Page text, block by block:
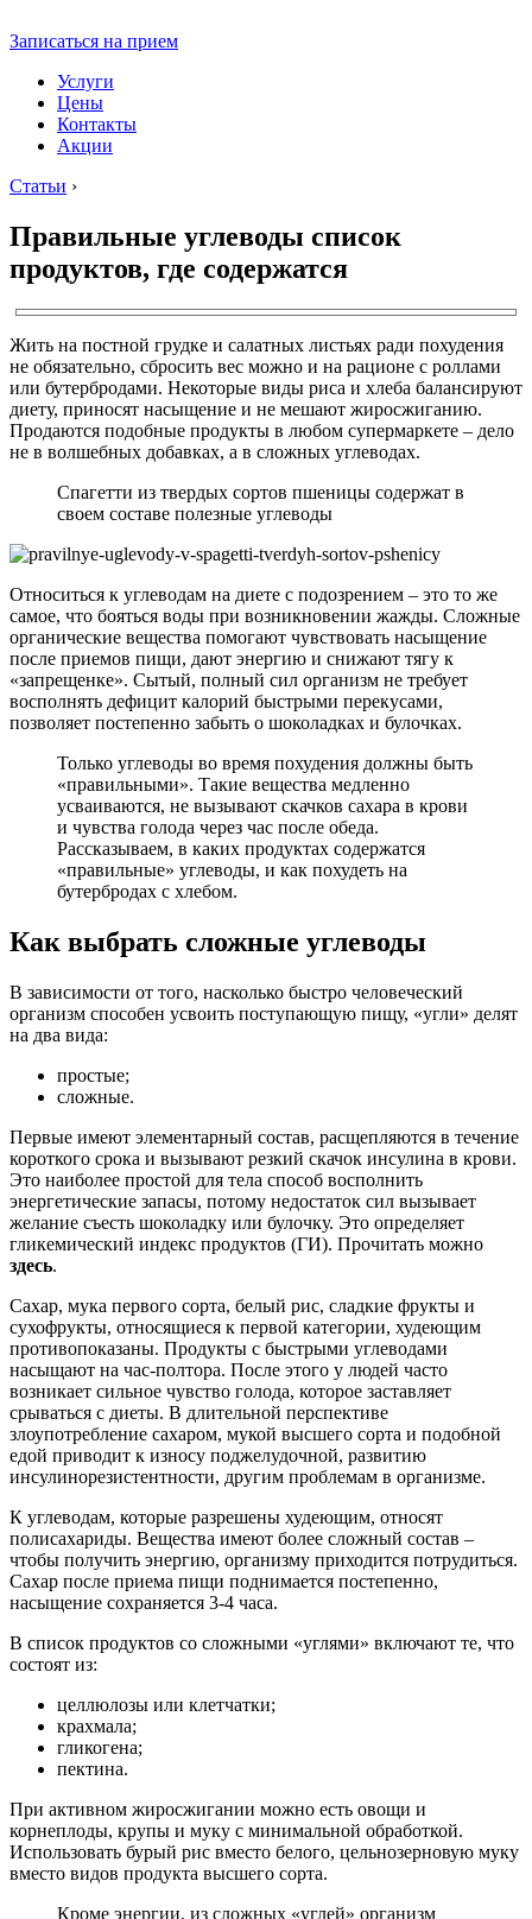
Записаться на прием
Услуги
Цены
Контакты
Акции
Статьи ›
Правильные углеводы список
продуктов, где содержатся
Жить на постной грудке и салатных листьях ради похудения
не обязательно, сбросить вес можно и на рационе с роллами
или бутербродами. Некоторые виды риса и хлеба балансируют
диету, приносят насыщение и не мешают жиросжиганию.
Продаются подобные продукты в любом супермаркете – дело
не в волшебных добавках, а в сложных углеводах.
Спагетти из твердых сортов пшеницы содержат в
своем составе полезные углеводы
Относиться к углеводам на диете с подозрением – это то же
самое, что бояться воды при возникновении жажды. Сложные
органические вещества помогают чувствовать насыщение
после приемов пищи, дают энергию и снижают тягу к
«запрещенке». Сытый, полный сил организм не требует
восполнять дефицит калорий быстрыми перекусами,
позволяет постепенно забыть о шоколадках и булочках.
Только углеводы во время похудения должны быть
«правильными». Такие вещества медленно
усваиваются, не вызывают скачков сахара в крови
и чувства голода через час после обеда.
Рассказываем, в каких продуктах содержатся
«правильные» углеводы, и как похудеть на
бутербродах с хлебом.
Как выбрать сложные углеводы
В зависимости от того, насколько быстро человеческий
организм способен усвоить поступающую пищу, «угли» делят
на два вида:
простые;
сложные.
Первые имеют элементарный состав, расщепляются в течение
короткого срока и вызывают резкий скачок инсулина в крови.
Это наиболее простой для тела способ восполнить
энергетические запасы, потому недостаток сил вызывает
желание съесть шоколадку или булочку. Это определяет
гликемический индекс продуктов (ГИ). Прочитать можно
здесь.
Сахар, мука первого сорта, белый рис, сладкие фрукты и
сухофрукты, относящиеся к первой категории, худеющим
противопоказаны. Продукты с быстрыми углеводами
насыщают на час-полтора. После этого у людей часто
возникает сильное чувство голода, которое заставляет
срываться с диеты. В длительной перспективе
злоупотребление сахаром, мукой высшего сорта и подобной
едой приводит к износу поджелудочной, развитию
инсулинорезистентности, другим проблемам в организме.
К углеводам, которые разрешены худеющим, относят
полисахариды. Вещества имеют более сложный состав –
чтобы получить энергию, организму приходится потрудиться.
Сахар после приема пищи поднимается постепенно,
насыщение сохраняется 3-4 часа.
В список продуктов со сложными «углями» включают те, что
состоят из:
целлюлозы или клетчатки;
крахмала;
гликогена;
пектина.
При активном жиросжигании можно есть овощи и
корнеплоды, крупы и муку с минимальной обработкой.
Использовать бурый рис вместо белого, цельнозерновую муку
вместо видов продукта высшего сорта.
Кроме энергии, из сложных «углей» организм